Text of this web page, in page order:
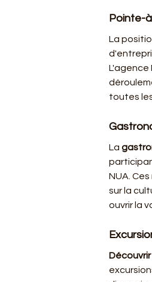
Pointe-
La
L'agence
toutes
La
NUA.
sur la
ouvrir la